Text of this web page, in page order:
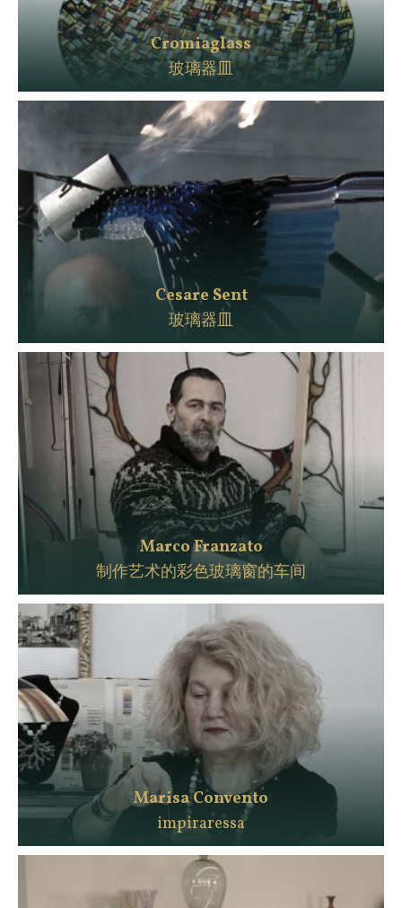
Cromiaglass
玻璃器皿
Cesare Sent
玻璃器皿
Marco Franzato
制作艺术的彩色玻璃窗的车间
Marisa Convento
impiraressa